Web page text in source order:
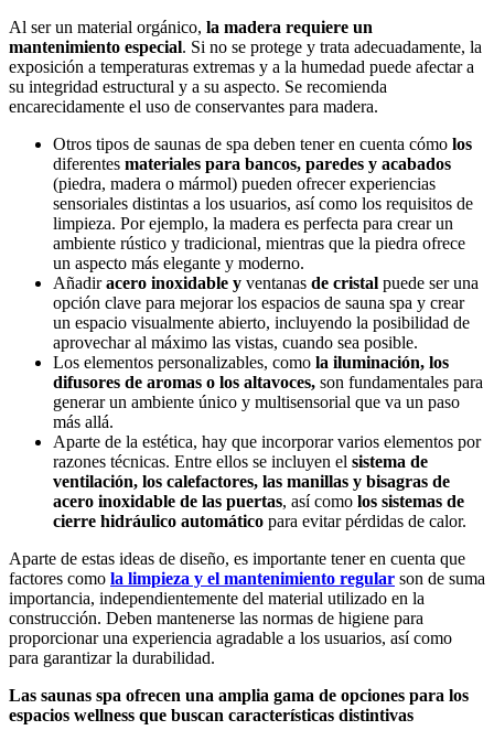
Al ser un material orgánico, la madera requiere un
mantenimiento especial. Si no se protege y trata adecuadamente, la
exposición a temperaturas extremas y a la humedad puede afectar a
su integridad estructural y a su aspecto. Se recomienda
encarecidamente el uso de conservantes para madera.
Otros tipos de saunas de spa deben tener en cuenta cómo los
diferentes materiales para bancos, paredes y acabados
(piedra, madera o mármol) pueden ofrecer experiencias
sensoriales distintas a los usuarios, así como los requisitos de
limpieza. Por ejemplo, la madera es perfecta para crear un
ambiente rústico y tradicional, mientras que la piedra ofrece
un aspecto más elegante y moderno.
Añadiracero inoxidable y ventanas de cristal puede ser una
opción clave para mejorar los espacios de sauna spa y crear
un espacio visualmente abierto, incluyendo la posibilidad de
aprovechar al máximo las vistas, cuando sea posible.
Los elementos personalizables, como la iluminación, los
difusores de aromas o los altavoces, son fundamentales para
generar un ambiente único y multisensorial que va un paso
más allá.
Aparte de la estética, hay que incorporar varios elementos por
razones técnicas. Entre ellos se incluyen el sistema de
ventilación, los calefactores, las manillas y bisagras de
acero inoxidable de las puertas, así como los sistemas de
cierre hidráulico automático para evitar pérdidas de calor.
Aparte de estas ideas de diseño, es importante tener en cuenta que
factores como la limpieza y el mantenimiento regular son de suma
importancia, independientemente del material utilizado en la
construcción. Deben mantenerse las normas de higiene para
proporcionar una experiencia agradable a los usuarios, así como
para garantizar la durabilidad.
Las saunas spa ofrecen una amplia gama de opciones para los
espacios wellness que buscan características distintivas